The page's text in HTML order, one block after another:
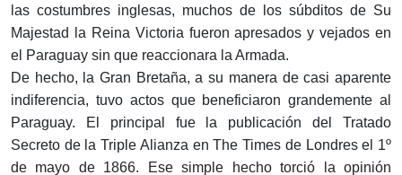
las costumbres inglesas, muchos de los súbditos de Su
Majestad la Reina Victoria fueron apresados y vejados en
el Paraguay sin que reaccionara la Armada.
De hecho, la Gran Bretaña, a su manera de casi aparente
indiferencia, tuvo actos que beneficiaron grandemente al
Paraguay. El principal fue la publicación del Tratado
Secreto de la Triple Alianza en The Times de Londres el 1º
de mayo de 1866. Ese simple hecho torció la opinión